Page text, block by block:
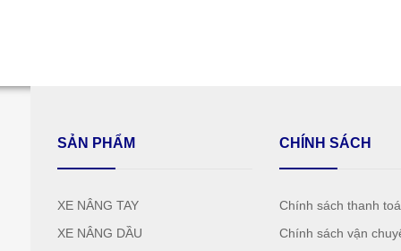
SẢN PHẨM
XE NÂNG TAY
XE NÂNG DẦU
CHÍNH SÁCH
Chính sách thanh
Chính sách vận